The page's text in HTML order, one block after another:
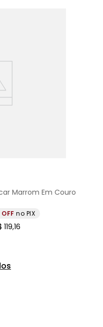
Marrom Em Couro
no PIX
119,16